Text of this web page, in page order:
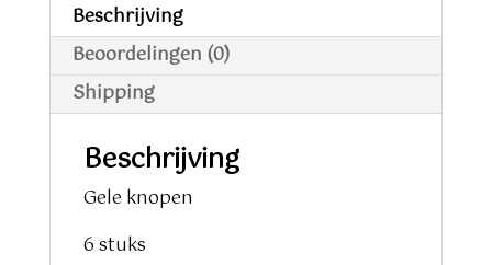
Beschrijving
Beoordelingen (0)
Shipping
Beschrijving
Gele knopen
6 stuks